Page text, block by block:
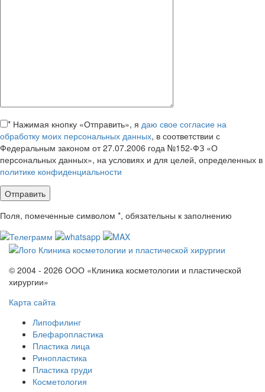
* Нажимая кнопку «Отправить», я даю свое согласие на
обработку моих персональных данных, в соответствии с
Федеральным законом от 27.07.2006 года №152-ФЗ «О
персональных данных», на условиях и для целей, определенных в
политике конфиденциальности
Поля, помеченные символом *, обязательны к заполнению
© 2004 - 2026 ООО «Клиника косметологии и пластической
хирургии»
Карта сайта
Липофилинг
Блефаропластика
Пластика лица
Ринопластика
Пластика груди
Косметология